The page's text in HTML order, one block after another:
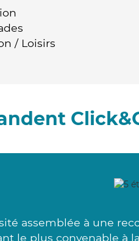
/ Loisirs
assemblée à une
le plus convenable à